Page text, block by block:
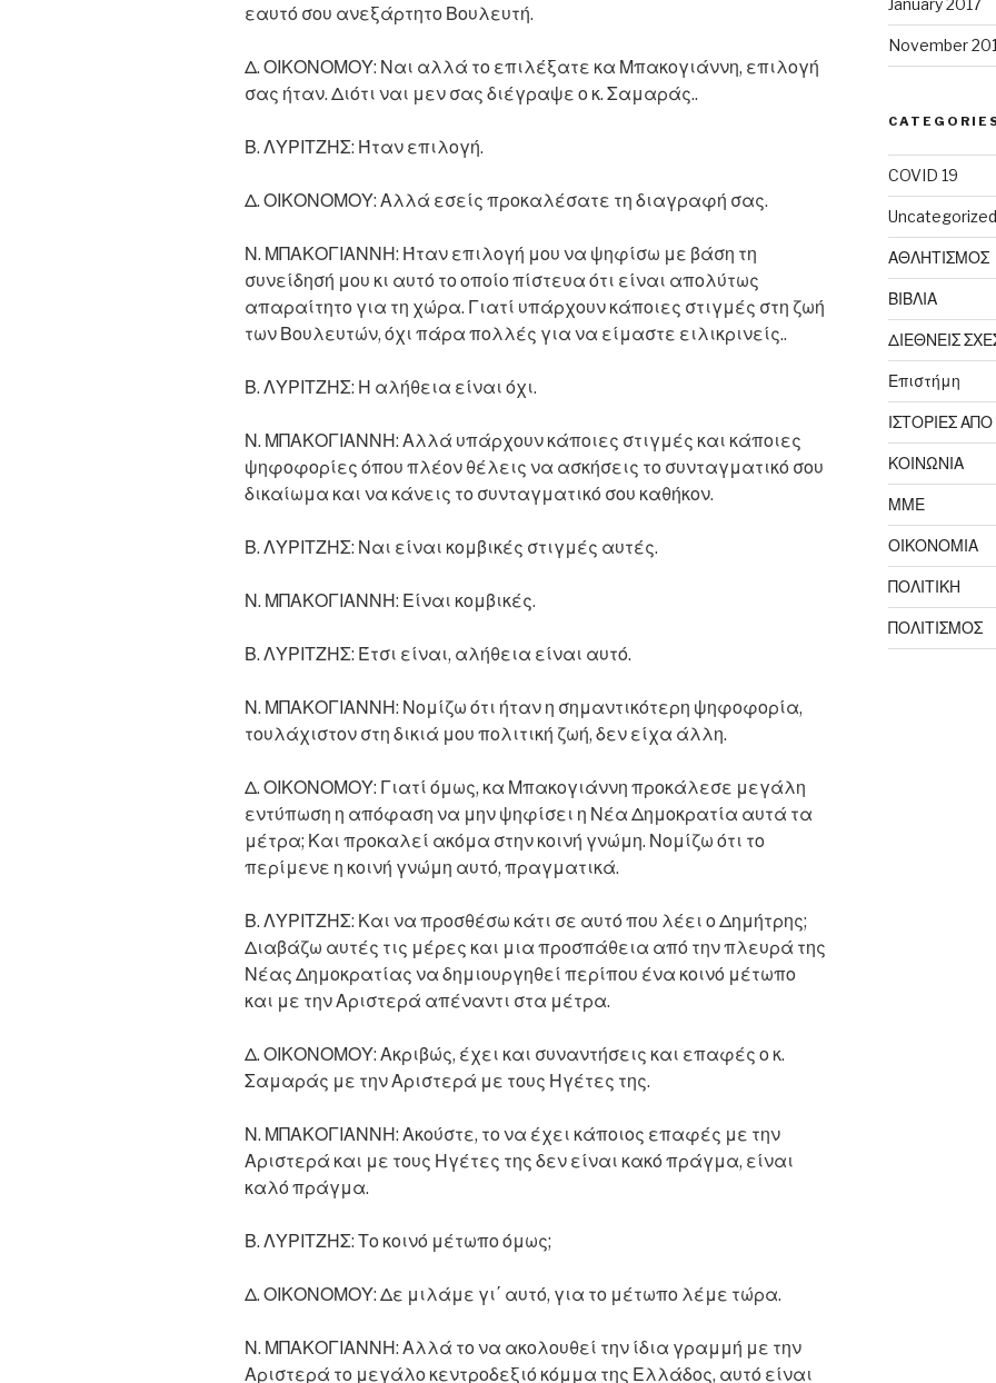
εαυτό σου ανεξάρτητο Βουλευτή.
Δ. ΟΙΚΟΝΟΜΟΥ: Ναι αλλά το επιλέξατε κα Μπακογιάννη, επιλογή
σας ήταν. Διότι ναι μεν σας διέγραψε ο κ. Σαμαράς..
Β. ΛΥΡΙΤΖΗΣ: Ήταν επιλογή.
Δ. ΟΙΚΟΝΟΜΟΥ: Αλλά εσείς προκαλέσατε τη διαγραφή σας.
Ν. ΜΠΑΚΟΓΙΑΝΝΗ: Ήταν επιλογή μου να ψηφίσω με βάση τη
συνείδησή μου κι αυτό το οποίο πίστευα ότι είναι απολύτως
απαραίτητο για τη χώρα. Γιατί υπάρχουν κάποιες στιγμές στη ζωή
των Βουλευτών, όχι πάρα πολλές για να είμαστε ειλικρινείς..
Β. ΛΥΡΙΤΖΗΣ: Η αλήθεια είναι όχι.
Ν. ΜΠΑΚΟΓΙΑΝΝΗ: Αλλά υπάρχουν κάποιες στιγμές και κάποιες
ψηφοφορίες όπου πλέον θέλεις να ασκήσεις το συνταγματικό σου
δικαίωμα και να κάνεις το συνταγματικό σου καθήκον.
Β. ΛΥΡΙΤΖΗΣ: Ναι είναι κομβικές στιγμές αυτές.
Ν. ΜΠΑΚΟΓΙΑΝΝΗ: Είναι κομβικές.
Β. ΛΥΡΙΤΖΗΣ: Έτσι είναι, αλήθεια είναι αυτό.
Ν. ΜΠΑΚΟΓΙΑΝΝΗ: Νομίζω ότι ήταν η σημαντικότερη ψηφοφορία,
τουλάχιστον στη δικιά μου πολιτική ζωή, δεν είχα άλλη.
Δ. ΟΙΚΟΝΟΜΟΥ: Γιατί όμως, κα Μπακογιάννη προκάλεσε μεγάλη
εντύπωση η απόφαση να μην ψηφίσει η Νέα Δημοκρατία αυτά τα
μέτρα; Και προκαλεί ακόμα στην κοινή γνώμη. Νομίζω ότι το
περίμενε η κοινή γνώμη αυτό, πραγματικά.
Β. ΛΥΡΙΤΖΗΣ: Και να προσθέσω κάτι σε αυτό που λέει ο Δημήτρης;
Διαβάζω αυτές τις μέρες και μια προσπάθεια από την πλευρά της
Νέας Δημοκρατίας να δημιουργηθεί περίπου ένα κοινό μέτωπο
και με την Αριστερά απέναντι στα μέτρα.
Δ. ΟΙΚΟΝΟΜΟΥ: Ακριβώς, έχει και συναντήσεις και επαφές ο κ.
Σαμαράς με την Αριστερά με τους Ηγέτες της.
Ν. ΜΠΑΚΟΓΙΑΝΝΗ: Ακούστε, το να έχει κάποιος επαφές με την
Αριστερά και με τους Ηγέτες της δεν είναι κακό πράγμα, είναι
καλό πράγμα.
Β. ΛΥΡΙΤΖΗΣ: Το κοινό μέτωπο όμως;
Δ. ΟΙΚΟΝΟΜΟΥ: Δε μιλάμε γι΄ αυτό, για το μέτωπο λέμε τώρα.
Ν. ΜΠΑΚΟΓΙΑΝΝΗ: Αλλά το να ακολουθεί την ίδια γραμμή με την
Αριστερά το μεγάλο κεντροδεξιό κόμμα της Ελλάδος, αυτό είναι
January 2017
November
COVID 19
Uncategorized
ΑΘΛΗΤΙΣΜΟΣ
ΒΙΒΛΙΑ
ΔΙΕΘΝΕΙΣ
Επιστήμη
ΙΣΤΟΡΙΕΣ
ΚΟΙΝΩΝΙΑ
ΜΜΕ
ΟΙΚΟΝΟΜΙΑ
ΠΟΛΙΤΙΚΗ
ΠΟΛΙΤΙΣΜΟΣ